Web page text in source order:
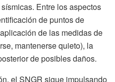
Entre los aspectos
de puntos de
de las medidas de
mantenerse quieto), la
de posibles daños.
el SNGR sigue impulsando